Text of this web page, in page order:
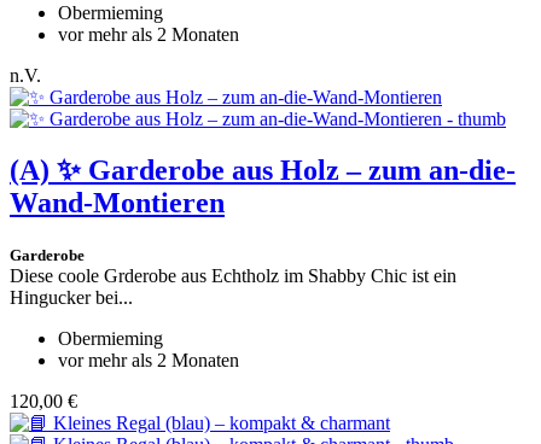
Obermieming
vor mehr als 2 Monaten
n.V.
(A) ✨ Garderobe aus Holz – zum an-die-
Wand-Montieren
Garderobe
Diese coole Grderobe aus Echtholz im Shabby Chic ist ein
Hingucker bei...
Obermieming
vor mehr als 2 Monaten
120,00 €